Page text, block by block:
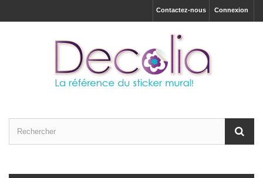
Connexion
Contactez-nous